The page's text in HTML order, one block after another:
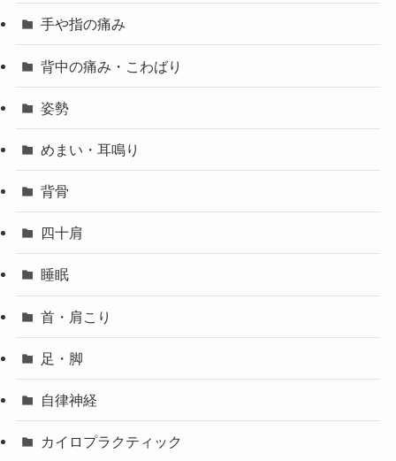
手や指の痛み
背中の痛み・こわばり
姿勢
めまい・耳鳴り
背骨
四十肩
睡眠
首・肩こり
足・脚
自律神経
カイロプラクティック